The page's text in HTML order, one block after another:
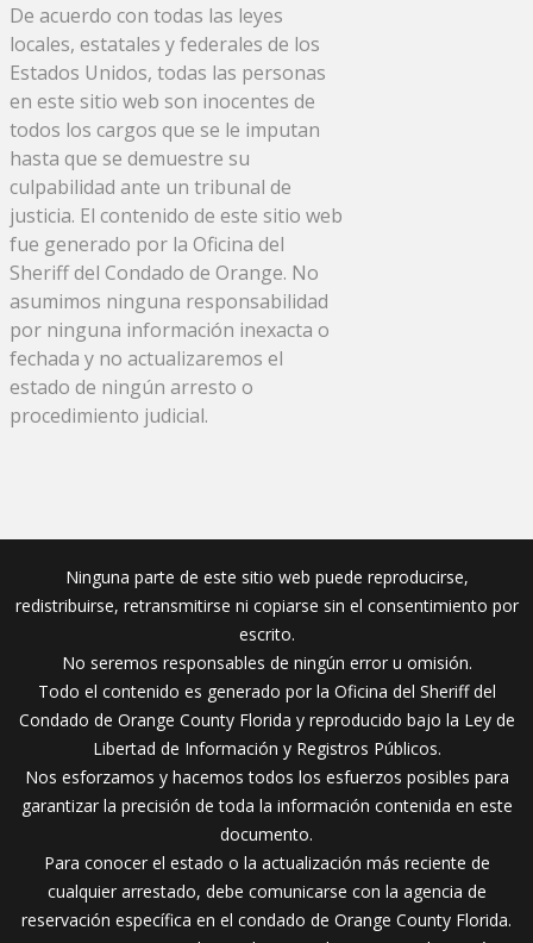
De acuerdo con todas las leyes
locales, estatales y federales de los
Estados Unidos, todas las personas
en este sitio web son inocentes de
todos los cargos que se le imputan
hasta que se demuestre su
culpabilidad ante un tribunal de
justicia. El contenido de este sitio web
fue generado por la Oficina del
Sheriff del Condado de Orange. No
asumimos ninguna responsabilidad
por ninguna información inexacta o
fechada y no actualizaremos el
estado de ningún arresto o
procedimiento judicial.
Ninguna parte de este sitio web puede reproducirse,
redistribuirse, retransmitirse ni copiarse sin el consentimiento por
escrito.
No seremos responsables de ningún error u omisión.
Todo el contenido es generado por la Oficina del Sheriff del
Condado de Orange County Florida y reproducido bajo la Ley de
Libertad de Información y Registros Públicos.
Nos esforzamos y hacemos todos los esfuerzos posibles para
garantizar la precisión de toda la información contenida en este
documento.
Para conocer el estado o la actualización más reciente de
cualquier arrestado, debe comunicarse con la agencia de
reservación específica en el condado de Orange County Florida.